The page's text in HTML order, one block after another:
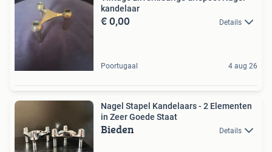
kandelaar
€ 0,00 Details
Poortugaal 4 aug 26
Nagel Stapel Kandelaars - 2 Elementen
in Zeer Goede Staat
Bieden Details